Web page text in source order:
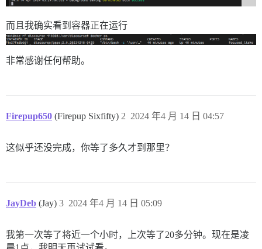
而且我确实看到容器正在运行
非常感谢任何帮助。
Firepup650 (Firepup Sixfifty) 2024 年4 月 14 日 04:57
2
这似乎还没完成，你等了多久才到那里？
JayDeb (Jay) 2024 年4 月 14 日 05:09
3
我第一次等了将近一个小时，上次等了20多分钟。现在是凌